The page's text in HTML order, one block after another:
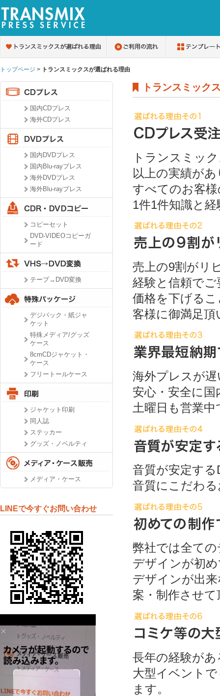
トップページ > トランスミックスが選ばれる理由
国内CDプレス
海外CDプレス
国内DVDプレス
国内Blu-rayプレス
海外DVDプレス
海外Blu-rayプレス
コピーセット
DVD-VIDEOコピーガ
ード
テープ→DVD変換
デジパック・紙ジャ
ケット
特殊メディア/グッズ
ケース
8cmCDジャケット・
ケース
フリートールケース
ジャケット印刷
同人誌
ステッカー
グッズ・ノベルティ
メディア・ケース
LINEで今すぐお問い合わせ
トランスミック
トランスミッ
以上の実績が
すべてのお客
1件1件知識と
売上の9割がリ
経験と信頼で
価格を下げる
客様に御満足
海外プレスが
安心・安全に
土曜日も営業
音質が安定す
音質にこだわ
弊社では全て
デザインが
デザインが出
案・制作させ
長年の経験が
大型イベント
ます。